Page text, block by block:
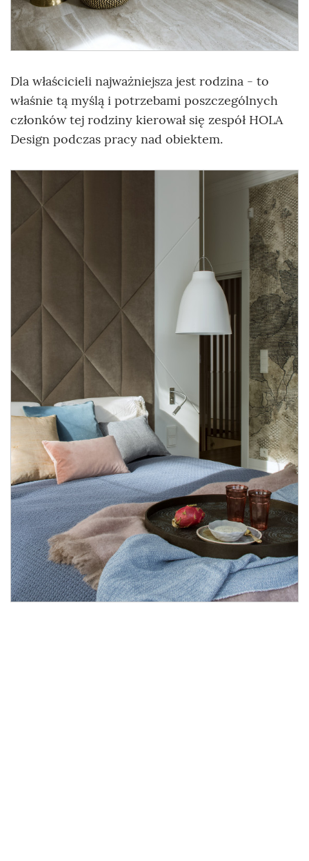
Dla właścicieli najważniejsza jest rodzina - to
właśnie tą myślą i potrzebami poszczególnych
członków tej rodziny kierował się zespół HOLA
Design podczas pracy nad obiektem.